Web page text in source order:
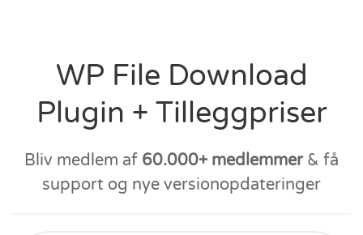
WP File Download
Plugin + Tilleggpriser
Bliv medlem af 60.000+ medlemmer& få
support og nye versionopdateringer